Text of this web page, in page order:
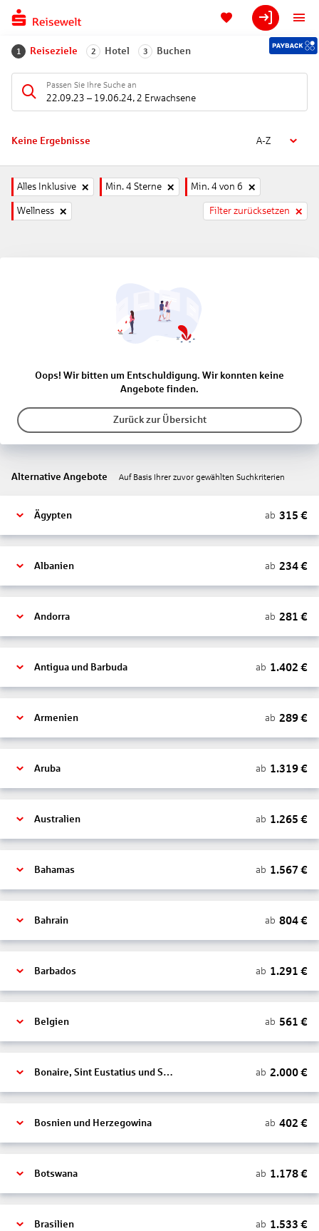
1 Reiseziele 2 Hotel 3 Buchen
Passen Sie Ihre Suche an
22.09.23 – 19.06.24, 2 Erwachsene
Keine Ergebnisse A-Z
Alles Inklusive Min. 4 Sterne Min. 4 von 6
Wellness Filter zurücksetzen
Oops! Wir bitten um Entschuldigung. Wir konnten keine
Angebote finden.
Zurück zur Übersicht
Alternative Angebote Auf Basis Ihrer zuvor gewählten Suchkriterien
Ägypten ab 315 €
Albanien ab 234€
Andorra ab 281 €
Antigua und Barbuda ab 1.402 €
Armenien ab 289€
Aruba ab 1.319€
Australien ab 1.265 €
Bahamas ab 1.567 €
Bahrain ab 804€
Barbados ab 1.291 €
Belgien ab 561 €
Bonaire, Sint Eustatius und Saba ab 2.000€
Bosnien und Herzegowina ab 402 €
Botswana ab 1.178€
Brasilien ab 1.533 €